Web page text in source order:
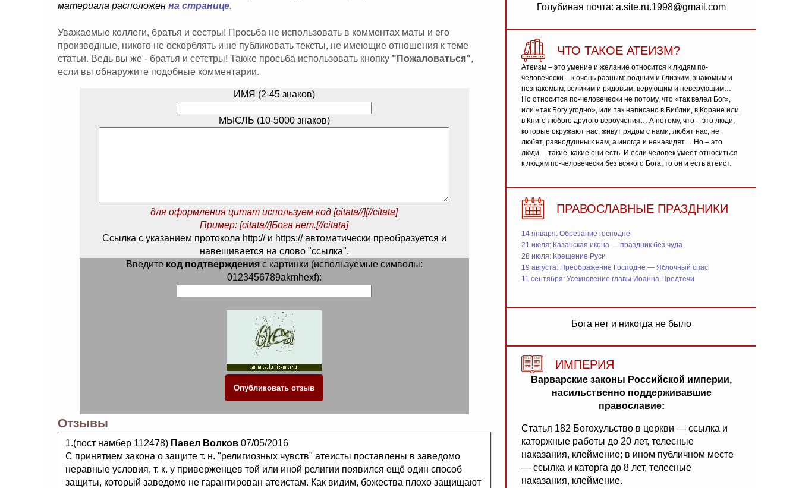
материала расположен на странице.
Уважаемые коллеги, братья и сестры! Просьба не использовать в комментах маты и его
производные, никого не оскорблять и не публиковать тексты, не имеющие отношения к теме
статьи. Ведь вы же - братья и сетстры! Также просьба использовать кнопку "Пожаловаться",
если вы обнаружите подобные комментарии.
ИМЯ (2-45 знаков)
МЫСЛЬ (10-5000 знаков)
для оформления цитат используем код [citata//][//citata]
Пример: [citata//]Бога нет.[//citata]
Ссылка с указанием протокола http:// и https:// автоматически преобразуется и
навешивается на слово "ссылка".
Введите код подтвержденияс картинки (используемые символы:
0123456789akmhexf):
Отзывы
1.(пост намбер 112478) Павел Волков 07/05/2016
С принятием закона о защите т. н. "религиозных чувств" атеисты поставлены в заведомо
неравные условия, т. к. у приверженцев той или иной религии появился ещё один способ
защиты, который заведомо не гарантирован атеистам. Как видим, божества плохо защищают
Голубиная почта: a.site.ru.1998@gmail.com
ЧТО ТАКОЕ АТЕИЗМ?
Атеизм – это умение и желание относится к людям по-
человечески – к очень разным: родным и близким, знакомым и
незнакомым, великим и рядовым, верующим и неверующим…
Но относится по-человечески не потому, что «так велел Бог»,
или «так Богу угодно», или так написано в Библии, в Коране или
в Книге любого другого вероучения… А потому, что – это люди,
которые окружают нас, живут рядом с нами, любят нас, не
любят, равнодушны к нам, а иногда и ненавидят… Но – это
люди… такие, какие они есть. И если человек умеет относиться
к людям по-человечески без всякого Бога, то он и есть атеист.
ПРАВОСЛАВНЫЕ ПРАЗДНИКИ
14 января: Обрезание господне
21 июля: Казанская икона — праздник без чуда
28 июля: Крещение Руси
19 августа: Преображение Господне — Яблочный спас
11 сентября: Усекновение главы Иоанна Предтечи
Бога нет и никогда не было
ИМПЕРИЯ
Варварские законы Российской империи,
насильственно поддерживавшие
православие:
Статья 182 Богохульство в церкви — ссылка и
каторжные работы до 20 лет, телесные
наказания, клеймение; в ином публичном месте
— ссылка и каторга до 8 лет, телесные
наказания, клеймение.